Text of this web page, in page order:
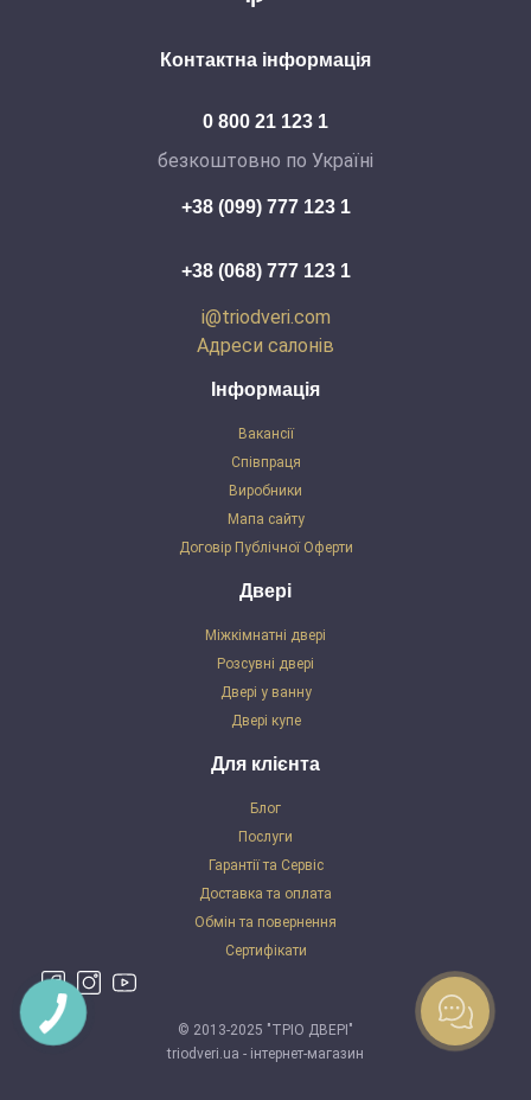
Інформація
Вакансії
Співпраця
Виробники
Мапа сайту
Договір Публічної Оферти
Двері
Міжкімнатні двері
Розсувні двері
Двері у ванну
Двері купе
Для клієнта
Блог
Послуги
Гарантії та Сервіс
Доставка та оплата
Обмін та повернення
Сертифікати
Контактна інформація
0 800 21 123 1
безкоштовно по Україні
+38 (099) 777 123 1
+38 (068) 777 123 1
i@triodveri.com
Адреси салонів
© 2013-2025 "ТРІО ДВЕРІ"
triodveri.ua - інтернет-магазин